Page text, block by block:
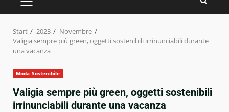
PRIMÄRES
MENÜ
Start 2023
Novembre
Valigia sempre più green, oggetti sostenibili irrinunciabili durante
una vacanza
Moda Sostenibile
Valigia sempre più green, oggetti sostenibili
irrinunciabili durante una vacanza